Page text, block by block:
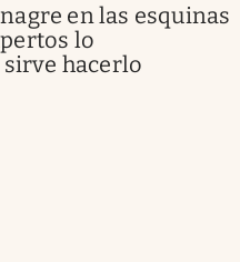
en las esquinas
lo
hacerlo